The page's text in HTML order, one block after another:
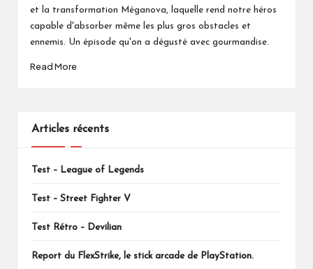
et la transformation Méganova, laquelle rend notre héros
capable d'absorber même les plus gros obstacles et
ennemis. Un épisode qu'on a dégusté avec gourmandise.
Read More
Articles récents
Test – League of Legends
Test – Street Fighter V
Test Rétro – Devilian
Report du FlexStrike, le stick arcade de PlayStation.